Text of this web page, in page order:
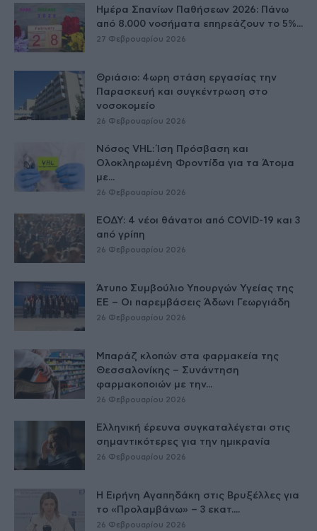
Ημέρα Σπανίων Παθήσεων 2026: Πάνω
από 8.000 νοσήματα επηρεάζουν το 5%...
27 Φεβρουαρίου 2026
Θριάσιο: 4ωρη στάση εργασίας την
Παρασκευή και συγκέντρωση στο
νοσοκομείο
26 Φεβρουαρίου 2026
Νόσος VHL: Ίση Πρόσβαση και
Ολοκληρωμένη Φροντίδα για τα Άτομα
με...
26 Φεβρουαρίου 2026
ΕΟΔΥ: 4 νέοι θάνατοι από COVID-19 και 3
από γρίπη
26 Φεβρουαρίου 2026
Άτυπο Συμβούλιο Υπουργών Υγείας της
ΕE – Οι παρεμβάσεις Άδωνι Γεωργιάδη
26 Φεβρουαρίου 2026
Μπαράζ κλοπών στα φαρμακεία της
Θεσσαλονίκης – Συνάντηση
φαρμακοποιών με την...
26 Φεβρουαρίου 2026
Ελληνική έρευνα συγκαταλέγεται στις
σημαντικότερες για την ημικρανία
26 Φεβρουαρίου 2026
Η Ειρήνη Αγαπηδάκη στις Βρυξέλλες για
το «Προλαμβάνω» – 3 εκατ....
26 Φεβρουαρίου 2026